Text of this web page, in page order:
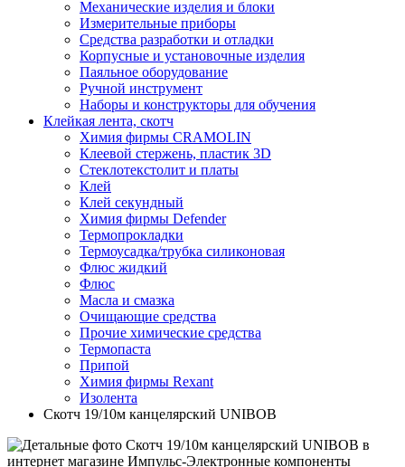
Механические изделия и блоки
Измерительные приборы
Средства разработки и отладки
Корпусные и установочные изделия
Паяльное оборудование
Ручной инструмент
Наборы и конструкторы для обучения
Клейкая лента, скотч
Химия фирмы CRAMOLIN
Клеевой стержень, пластик 3D
Стеклотекстолит и платы
Клей
Клей секундный
Химия фирмы Defender
Термопрокладки
Термоусадка/трубка силиконовая
Флюс жидкий
Флюс
Масла и смазка
Очищающие средства
Прочие химические средства
Термопаста
Припой
Химия фирмы Rexant
Изолента
Скотч 19/10м канцелярский UNIBOB